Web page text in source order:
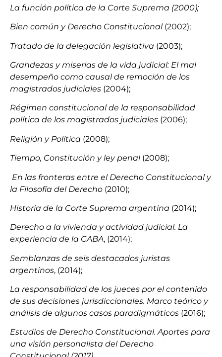
La función política de la Corte Suprema (2000);
Bien común y Derecho Constitucional(2002);
Tratado de la delegación legislativa (2003);
Grandezas y miserias de la vida judicial: El mal
desempeño como causal de remoción de los
magistrados judiciales (2004);
Régimen constitucional de la responsabilidad
política de los magistrados judiciales (2006);
Religión y Política (2008);
Tiempo, Constitución y ley penal(2008);
En las fronteras entre el Derecho Constitucional y
la Filosofía del Derecho (2010);
Historia de la Corte Suprema argentina (2014);
Derecho a la vivienda y actividad judicial. La
experiencia de la CABA, (2014);
Semblanzas de seis destacados juristas
argentinos, (2014);
La responsabilidad de los jueces por el contenido
de sus decisiones jurisdiccionales. Marco teórico y
análisis de algunos casos paradigmáticos (2016);
Estudios de Derecho Constitucional. Aportes para
una visión personalista del Derecho